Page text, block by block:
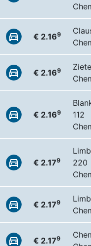
€ 2.169
€ 2.169
€ 2.169
112
€ 2.179
220
€ 2.179
€ 2.179